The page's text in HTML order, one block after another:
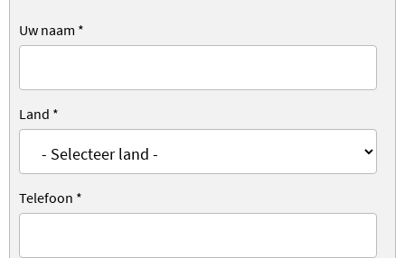
Uw naam *
Land *
Telefoon *